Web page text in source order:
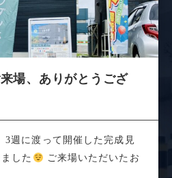
場、ありがとうござ
3週に渡って開催した完成見
した
ご来場いただいたお